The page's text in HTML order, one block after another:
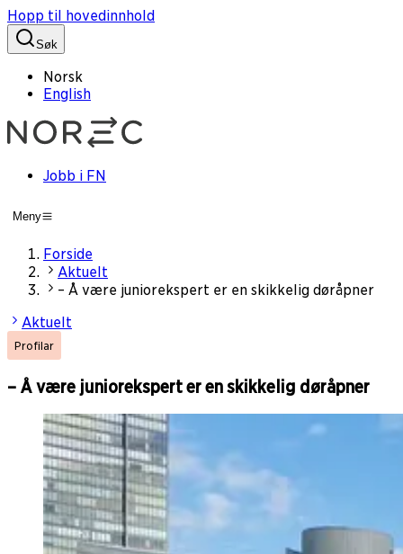
Hopp til hovedinnhold
Søk
Norsk
English
Jobb i FN
Meny
Forside
Aktuelt
– Å være juniorekspert er en skikkelig døråpner
Aktuelt
Profilar
– Å være juniorekspert er en skikkelig døråpner